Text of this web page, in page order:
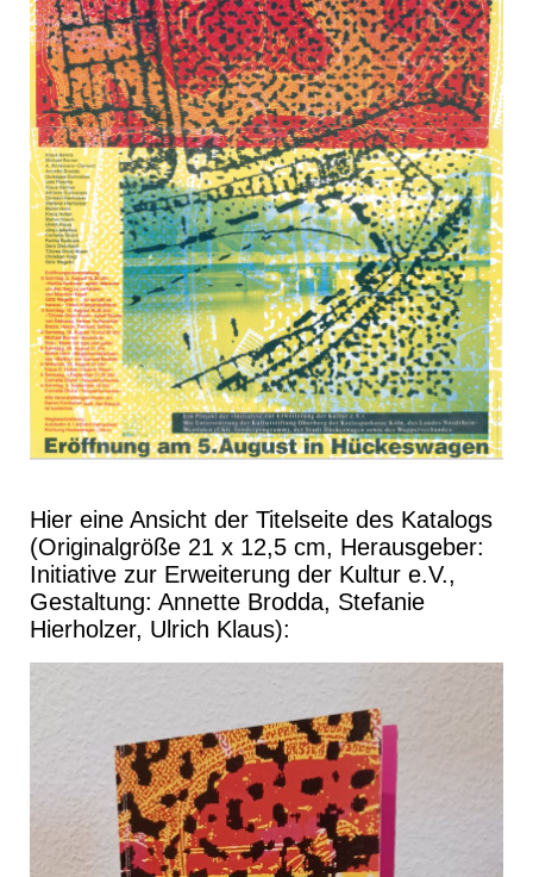
Hier eine Ansicht der Titelseite des Katalogs
(Originalgröße 21 x 12,5 cm, Herausgeber:
Initiative zur Erweiterung der Kultur e.V.,
Gestaltung: Annette Brodda, Stefanie
Hierholzer, Ulrich Klaus):